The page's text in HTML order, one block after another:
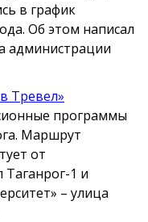
в график
Об этом написал
администрации
Тревел»
программы
Маршрут
от
Таганрог-1 и
– улица